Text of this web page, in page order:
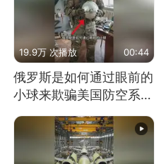
19.9万 次播放 00:44
俄罗斯是如何通过眼前的
小球来欺骗美国防空系统